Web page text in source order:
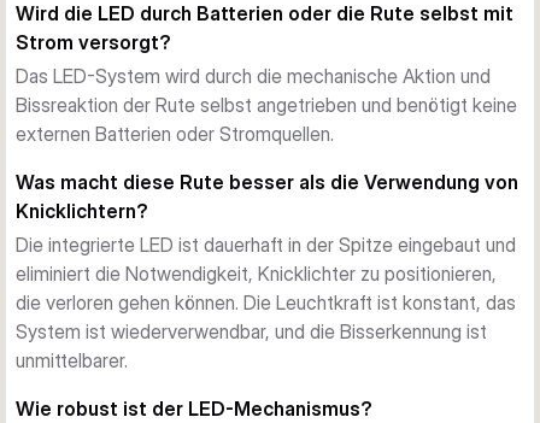
Wird die LED durch Batterien oder die Rute selbst mit
Strom versorgt?
Das LED-System wird durch die mechanische Aktion und
Bissreaktion der Rute selbst angetrieben und benötigt keine
externen Batterien oder Stromquellen.
Was macht diese Rute besser als die Verwendung von
Knicklichtern?
Die integrierte LED ist dauerhaft in der Spitze eingebaut und
eliminiert die Notwendigkeit, Knicklichter zu positionieren,
die verloren gehen können. Die Leuchtkraft ist konstant, das
System ist wiederverwendbar, und die Bisserkennung ist
unmittelbarer.
Wie robust ist der LED-Mechanismus?